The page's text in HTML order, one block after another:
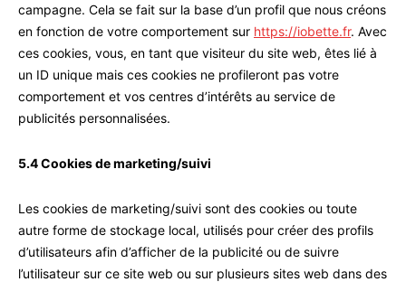
campagne. Cela se fait sur la base d’un profil que nous créons
en fonction de votre comportement sur https://iobette.fr. Avec
ces cookies, vous, en tant que visiteur du site web, êtes lié à
un ID unique mais ces cookies ne profileront pas votre
comportement et vos centres d’intérêts au service de
publicités personnalisées.
5.4 Cookies de marketing/suivi
Les cookies de marketing/suivi sont des cookies ou toute
autre forme de stockage local, utilisés pour créer des profils
d’utilisateurs afin d’afficher de la publicité ou de suivre
l’utilisateur sur ce site web ou sur plusieurs sites web dans des